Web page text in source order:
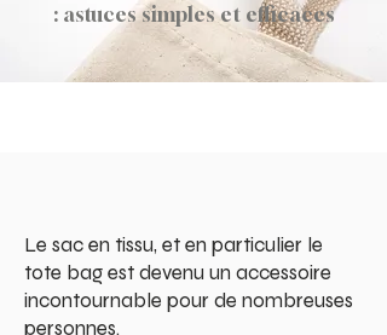
: astuces simples et efficaces
Le sac en tissu, et en particulier le
tote bag est devenu un accessoire
incontournable pour de nombreuses
personnes.